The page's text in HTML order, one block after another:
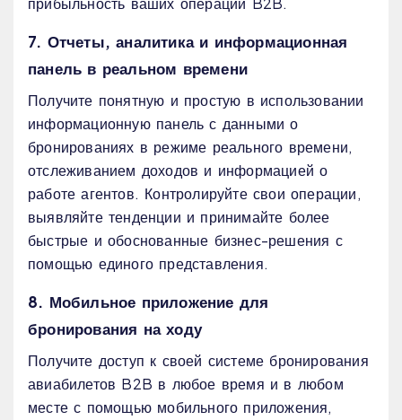
7. Отчеты, аналитика и информационная
панель в реальном времени
Получите понятную и простую в использовании
информационную панель с данными о
бронированиях в режиме реального времени,
отслеживанием доходов и информацией о
работе агентов. Контролируйте свои операции,
выявляйте тенденции и принимайте более
быстрые и обоснованные бизнес-решения с
помощью единого представления.
8. Мобильное приложение для
бронирования на ходу
Получите доступ к своей системе бронирования
авиабилетов B2B в любое время и в любом
месте с помощью мобильного приложения,